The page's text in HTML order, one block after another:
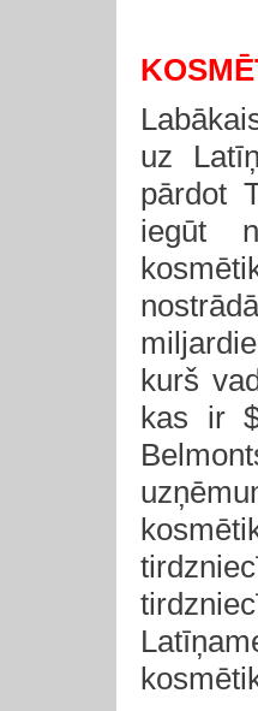
uz
pārdot
iegūt
kurš
kas ir